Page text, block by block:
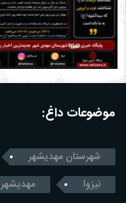
موضوعات داغ:
شهرستان مهدیشهر
نیزوا
مهدیشهر